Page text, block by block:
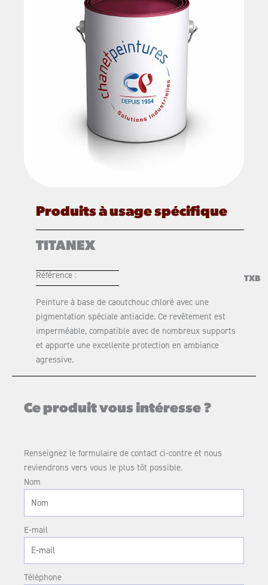
Produits à usage spécifique
TITANEX
Référence : TXB
Peinture à base de caoutchouc chloré avec une
pigmentation spéciale antiacide. Ce revêtement est
imperméable, compatible avec de nombreux supports
et apporte une excellente protection en ambiance
agressive.
Ce produit vous intéresse ?
Renseignez le formulaire de contact ci-contre et nous
reviendrons vers vous le plus tôt possible.
Nom
E-mail
Téléphone